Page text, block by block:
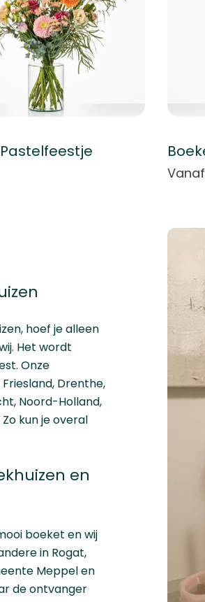
Vanaf
hoef je alleen
Het wordt
Onze
Friesland, Drenthe,
, Noord-Holland,
Zo kun je overal
en
boeket en wij
in Rogat,
Meppel en
de ontvanger